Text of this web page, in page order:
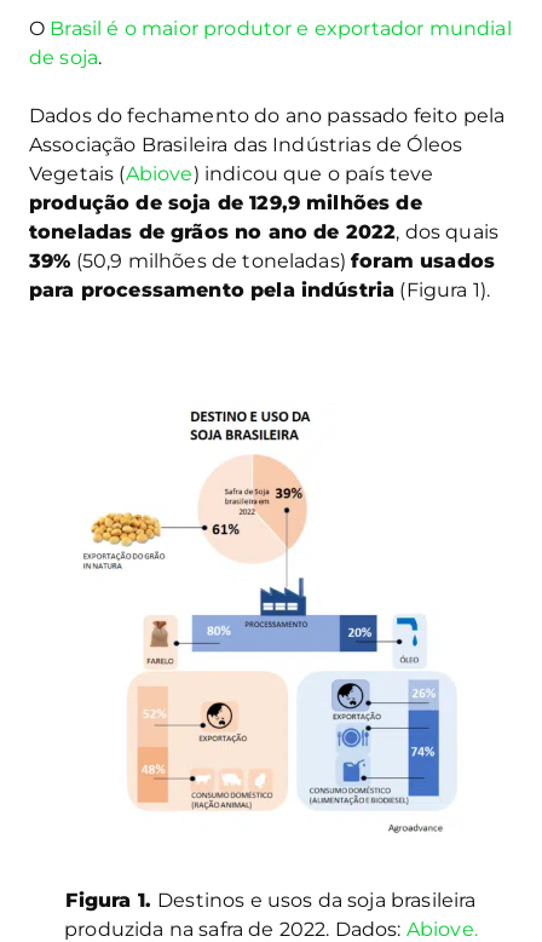
O Brasil é o maior produtor e exportador mundial
de soja.
Dados do fechamento do ano passado feito pela
Associação Brasileira das Indústrias de Óleos
Vegetais (Abiove) indicou que o país teve
produção de soja de 129,9 milhões de
toneladas de grãos no ano de 2022, dos quais
39% (50,9 milhões de toneladas)foram usados
para processamento pela indústria (Figura 1).
Figura 1. Destinos e usos da soja brasileira
produzida na safra de 2022. Dados: Abiove.